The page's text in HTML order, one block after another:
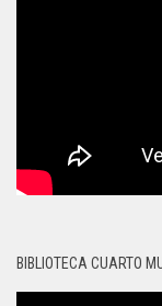
BIBLIOTECA CUARTO